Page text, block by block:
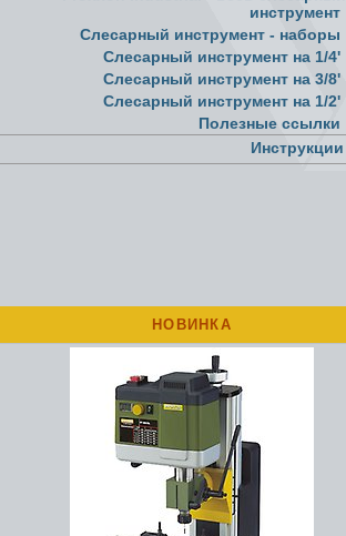
инструмент
Слесарный инструмент - наборы
Слесарный инструмент на 1/4'
Слесарный инструмент на 3/8'
Слесарный инструмент на 1/2'
Полезные ссылки
Инструкции
НОВИНКА